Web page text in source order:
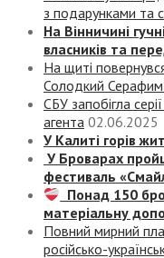
з подарунками та
На Вінничині
власників та
На щиті
Солодкий
СБУ запобігла
агента 02.06.2025
У Калиті горів
У Броварах
фестиваль
Понад 150
матеріальну
Повний мирний
російсько-